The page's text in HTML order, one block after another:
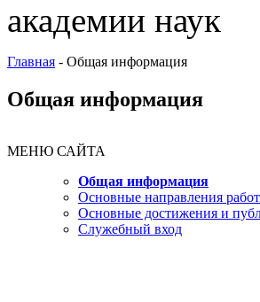
академии наук
Главная - Общая информация
Общая информация
МЕНЮ САЙТА
Общая информация
Основные направления
Основные достижения и
Служебный вход